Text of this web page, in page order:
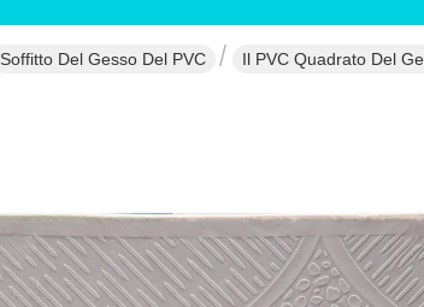
Soffitto Del Gesso Del PVC Il PVC Quadrato Del